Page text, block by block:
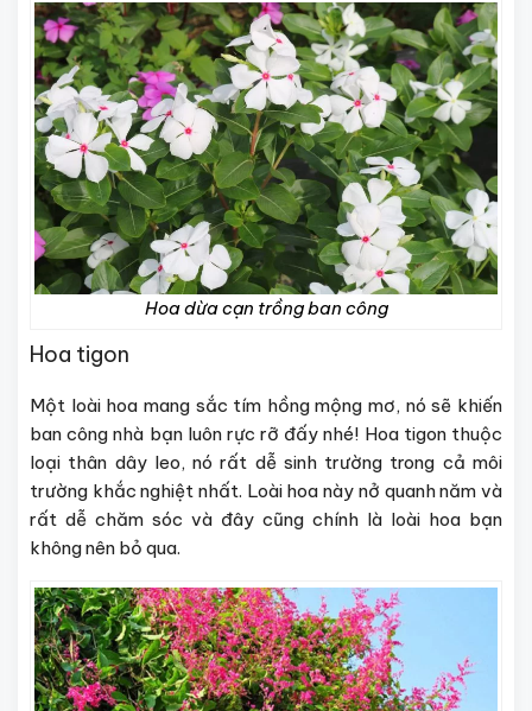
Hoa dừa cạn trồng ban công
Hoa tigon
Một loài hoa mang sắc tím hồng mộng mơ, nó sẽ khiến
ban công nhà bạn luôn rực rỡ đấy nhé! Hoa tigon thuộc
loại thân dây leo, nó rất dễ sinh trường trong cả môi
trường khắc nghiệt nhất. Loài hoa này nở quanh năm và
rất dễ chăm sóc và đây cũng chính là loài hoa bạn
không nên bỏ qua.